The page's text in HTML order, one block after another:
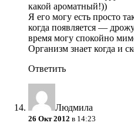
какой ароматный!))
Я его могу есть просто
когда появляется —
время могу спокойно
Организм знает когда и
Ответить
Людмила
26 Окт 2012 в 14:23